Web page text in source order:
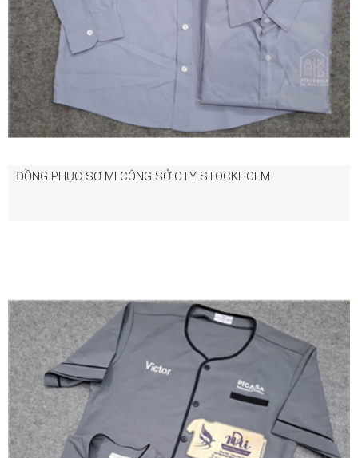
ĐỒNG PHỤC SƠ MI CÔNG SỞ CTY STOCKHOLM